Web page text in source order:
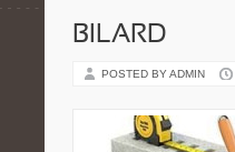
BILARD
POSTED BY ADMIN